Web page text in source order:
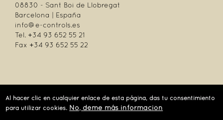
08830 - Sant Boi de Llobregat
Barcelona | España
info@e-controls.es
Tel. +34 93 652 55 21
Fax +34 93 652 55 22
| Passatge Garrotxa, 6 | 08830 Sant Boi de Llobregat | Barcelona | España |
Tel.: +34 93 652 55 21 | Fax +34 93 652 55 22
Al hacer clic en cualquier enlace de esta página, das tu consentimiento
para utilizar cookies. No, déme más información